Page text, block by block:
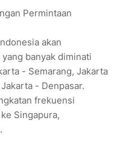
Permintaan
akan
banyak diminati
- Semarang, Jakarta
- Denpasar.
frekuensi
Singapura,